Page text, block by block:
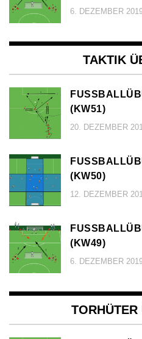
6. DEZEMBER
TAKTIK
KW51)
20. DEZEMBER
KW50)
12. DEZEMBER
KW49)
6. DEZEMBER
TORHÜTER